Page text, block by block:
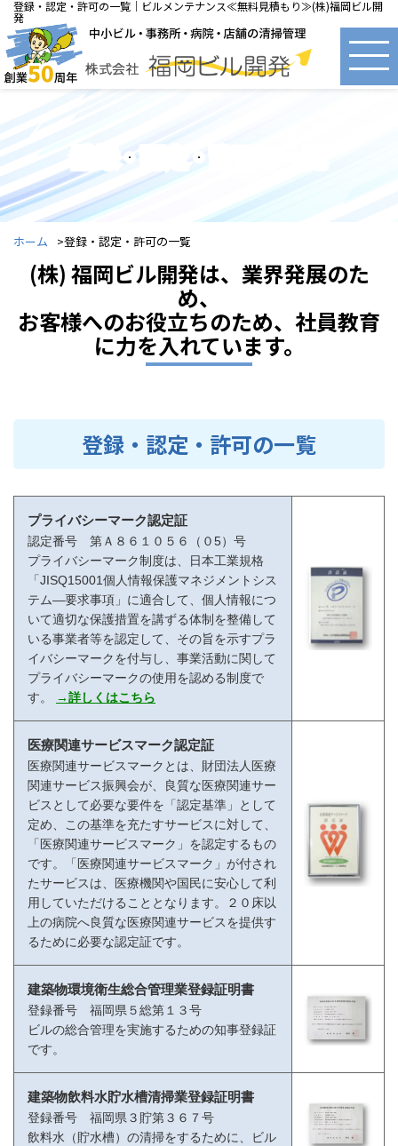
登録・認定・許可の一覧｜ビルメンテナンス≪無料見積もり≫(株)福岡ビル開
発
登録・認定・許可の一覧
ホーム 登録・認定・許可の一覧
(株) 福岡ビル開発は、業界発展のた
め、
お客様へのお役立ちのため、社員教育
に力を入れています。
登録・認定・許可の一覧
プライバシーマーク認定証
認定番号 第Ａ８６１０５６（０5）号
プライバシーマーク制度は、日本工業規格
「JISQ15001個人情報保護マネジメントシス
テム―要求事項」に適合して、個人情報につ
いて適切な保護措置を講ずる体制を整備して
いる事業者等を認定して、その旨を示すプラ
イバシーマークを付与し、事業活動に関して
プライバシーマークの使用を認める制度で
す。
→詳しくはこちら
医療関連サービスマーク認定証
医療関連サービスマークとは、財団法人医療
関連サービス振興会が、良質な医療関連サー
ビスとして必要な要件を「認定基準」として
定め、この基準を充たすサービスに対して、
「医療関連サービスマーク」を認定するもの
です。「医療関連サービスマーク」が付され
たサービスは、医療機関や国民に安心して利
用していただけることとなります。２０床以
上の病院へ良質な医療関連サービスを提供す
るために必要な認定証です。
建築物環境衛生総合管理業登録証明書
登録番号 福岡県５総第１３号
ビルの総合管理を実施するための知事登録証
です。
建築物飲料水貯水槽清掃業登録証明書
登録番号 福岡県３貯第３６７号
飲料水（貯水槽）の清掃をするために、ビル